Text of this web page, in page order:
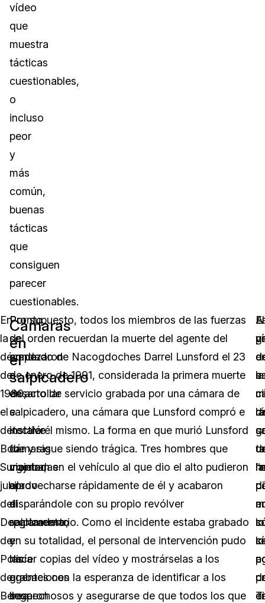
vídeo
que
muestra
tácticas
cuestionables,
o
incluso
peor
y
más
común,
buenas
tácticas
que
consiguen
parecer
cuestionables.
En
la
década
de
1980,
el
detective
Bob
Surgenor,
jubilado
del
Departamento
de
Policía
de
Berea
Cámaras
en
el
salpicadero
Pronto
se
empezaron
a
desarrollar
e
instalar
cámaras
montadas
en
el
salpicadero,
y
las
grabaciones
llegaron
Por supuesto, todos los miembros de las fuerzas
del orden recuerdan la muerte del agente del
condado de Nacogdoches Darrel Lunsford el 23
de enero de 1991, considerada la primera muerte
en acto de servicio grabada por una cámara de
salpicadero, una cámara que Lunsford compró e
instaló él mismo. La forma en que murió Lunsford
fue y sigue siendo trágica. Tres hombres que
viajaban en el vehículo al que dio el alto pudieron
aprovecharse rápidamente de él y acabaron
disparándole con su propio revólver
reglamentario. Como el incidente estaba grabado
en su totalidad, el personal de intervención pudo
hacer copias del vídeo y mostrárselas a los
agentes con la esperanza de identificar a los
sospechosos y asegurarse de que todos los que
El
a
A